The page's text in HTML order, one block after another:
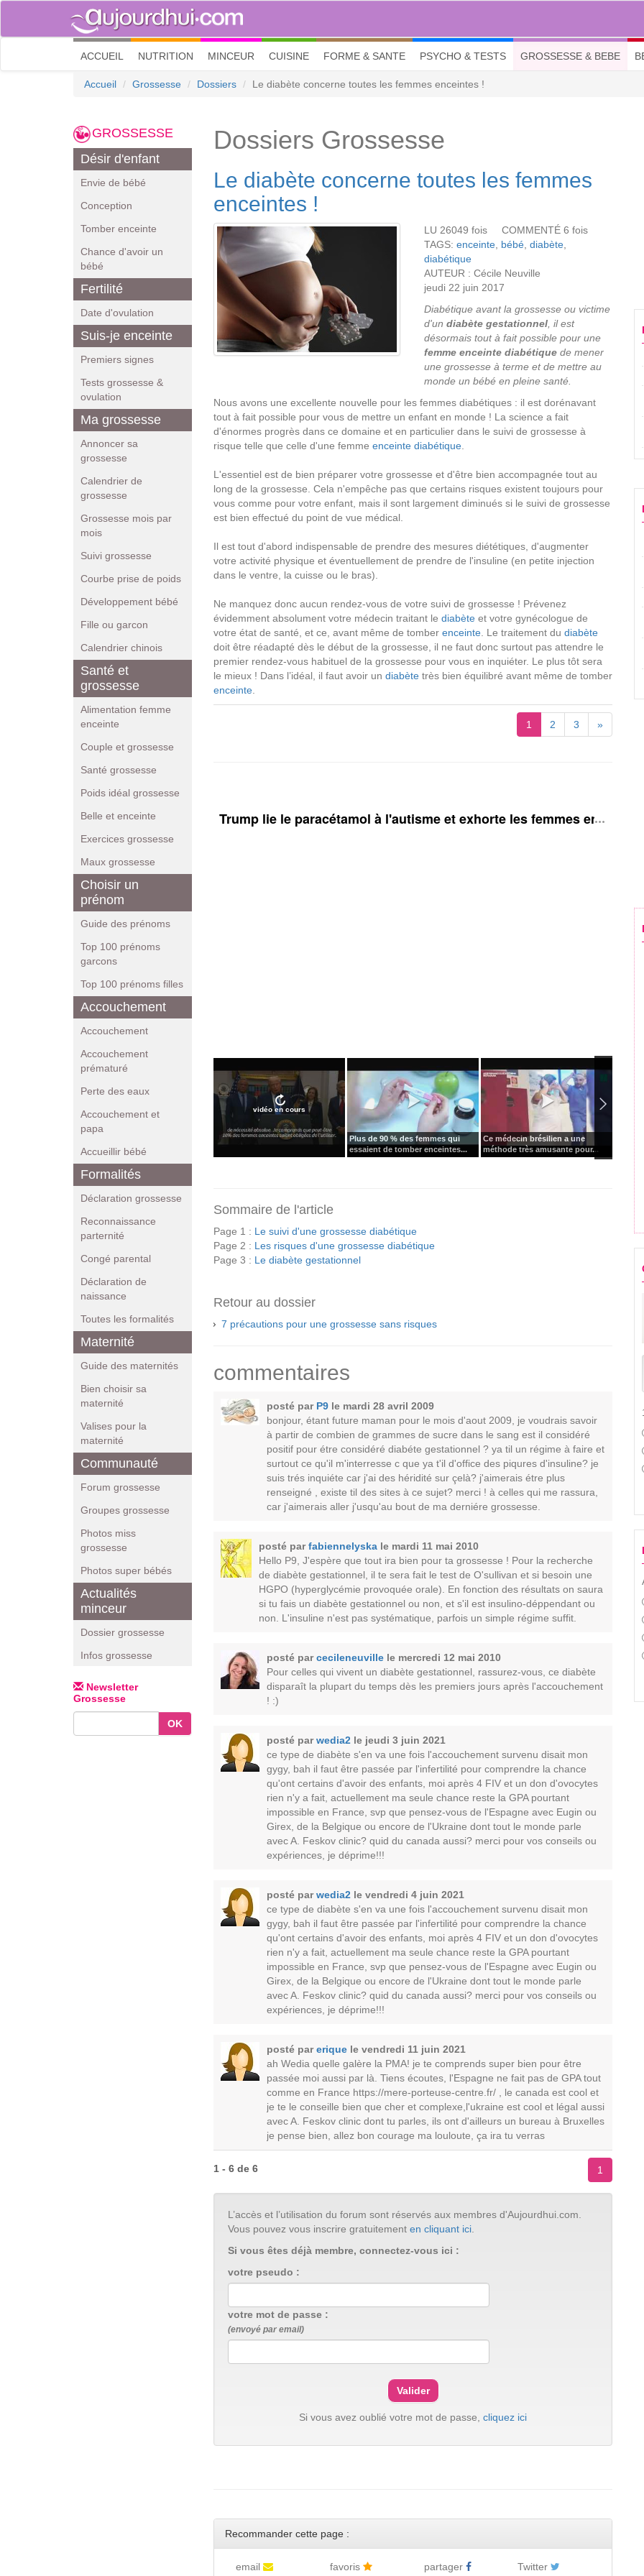
ACCUEIL (current)
NUTRITION MINCEUR CUISINE FORME & SANTE PSYCHO & TESTS GROSSESSE & BEBE
Accueil Grossesse Dossiers Le diabète concerne toutes les femmes enceintes !
GROSSESSE
Désir d'enfant
Envie de bébé
Conception
Tomber enceinte
Chance d'avoir un
bébé
Fertilité
Date d'ovulation
Suis-je enceinte
Premiers signes
Tests grossesse &
ovulation
Ma grossesse
Annoncer sa
grossesse
Calendrier de
grossesse
Grossesse mois par
mois
Suivi grossesse
Courbe prise de poids
Développement bébé
Fille ou garcon
Calendrier chinois
Santé et
grossesse
Alimentation femme
enceinte
Couple et grossesse
Santé grossesse
Poids idéal grossesse
Belle et enceinte
Exercices grossesse
Maux grossesse
Choisir un
prénom
Guide des prénoms
Top 100 prénoms
garcons
Top 100 prénoms filles
Accouchement
Accouchement
Accouchement
prématuré
Perte des eaux
Accouchement et
papa
Accueillir bébé
Formalités
Déclaration grossesse
Reconnaissance
parternité
Congé parental
Déclaration de
naissance
Toutes les formalités
Maternité
Guide des maternités
Bien choisir sa
maternité
Valises pour la
maternité
Communauté
Forum grossesse
Groupes grossesse
Photos miss
grossesse
Photos super bébés
Actualités
minceur
Dossier grossesse
Infos grossesse
Newsletter
Grossesse
OK
Dossiers Grossesse
Le diabète concerne toutes les femmes
enceintes !
LU 26049 fois COMMENTÉ 6 fois
TAGS: enceinte, bébé, diabète,
diabétique
AUTEUR : Cécile Neuville
jeudi 22 juin 2017
Diabétique avant la grossesse ou victime
d'un diabète gestationnel, il est
désormais tout à fait possible pour une
femme enceinte diabétiquede mener
une grossesse à terme et de mettre au
monde un bébé en pleine santé.
Nous avons une excellente nouvelle pour les femmes diabétiques : il est dorénavant
tout à fait possible pour vous de mettre un enfant en monde ! La science a fait
d'énormes progrès dans ce domaine et en particulier dans le suivi de grossesse à
risque telle que celle d'une femme enceinte diabétique
L'essentiel est de bien préparer votre grossesse et d'être bien accompagnée tout au
long de la grossesse. Cela n'empêche pas que certains risques existent toujours pour
vous comme pour votre enfant, mais il sont largement diminués si le suivi de grossesse
est bien effectué du point de vue médical.
Il est tout d'abord indispensable de prendre des mesures diététiques, d'augmenter
votre activité physique et éventuellement de prendre de l'insuline (en petite injection
dans le ventre, la cuisse ou le bras).
Ne manquez donc aucun rendez-vous de votre suivi de grossesse ! Prévenez
évidemment absolument votre médecin traitant le diabète et votre gynécologue de
votre état de santé, et ce, avant même de tomber enceinte . Le traitement du diabète
doit être réadapté dès le début de la grossesse, il ne faut donc surtout pas attendre le
premier rendez-vous habituel de la grossesse pour vous en inquiéter. Le plus tôt sera
le mieux ! Dans l’idéal, il faut avoir un diabète très bien équilibré avant même de tomber
enceinte
1 2 3 »
Trump lie le paracétamol à l'autisme et exhorte les femmes enceintes
vidéo en cours
Plus de 90 % des femmes qui
essaient de tomber enceintes...
Ce médecin brésilien a une
méthode très amusante pour...
Sommaire de l'article
Page 1 : Le suivi d'une grossesse diabétique
Page 2 : Les risques d'une grossesse diabétique
Page 3 : Le diabète gestationnel
Retour au dossier
7 précautions pour une grossesse sans risques
commentaires
posté par P9 le mardi 28 avril 2009
bonjour, étant future maman pour le mois d'aout 2009, je voudrais savoir
à partir de combien de grammes de sucre dans le sang est il considéré
positif pour étre considéré diabéte gestationnel ? ya til un régime à faire et
surtout ce qu'il m'interresse c que ya t'il d'office des piqures d'insuline? je
suis trés inquiéte car j'ai des héridité sur çelà? j'aimerais étre plus
renseigné , existe til des sites à ce sujet? merci ! à celles qui me rassura,
car j'aimerais aller j'usqu'au bout de ma derniére grossesse.
posté parfabiennelyska le mardi 11 mai 2010
Hello P9, J'espère que tout ira bien pour ta grossesse ! Pour la recherche
de diabète gestationnel, il te sera fait le test de O'sullivan et si besoin une
HGPO (hyperglycémie provoquée orale). En fonction des résultats on saura
si tu fais un diabète gestationnel ou non, et s'il est insulino-déppendant ou
non. L'insuline n'est pas systématique, parfois un simple régime suffit.
posté parcecileneuville le mercredi 12 mai 2010
Pour celles qui vivent un diabète gestationnel, rassurez-vous, ce diabète
disparaît la plupart du temps dès les premiers jours après l'accouchement
! :)
posté parwedia2 le jeudi 3 juin 2021
ce type de diabète s'en va une fois l'accouchement survenu disait mon
gygy, bah il faut être passée par l'infertilité pour comprendre la chance
qu'ont certains d'avoir des enfants, moi après 4 FIV et un don d'ovocytes
rien n'y a fait, actuellement ma seule chance reste la GPA pourtant
impossible en France, svp que pensez-vous de l'Espagne avec Eugin ou
Girex, de la Belgique ou encore de l'Ukraine dont tout le monde parle
avec A. Feskov clinic? quid du canada aussi? merci pour vos conseils ou
expériences, je déprime!!!
posté parwedia2 le vendredi 4 juin 2021
ce type de diabète s'en va une fois l'accouchement survenu disait mon
gygy, bah il faut être passée par l'infertilité pour comprendre la chance
qu'ont certains d'avoir des enfants, moi après 4 FIV et un don d'ovocytes
rien n'y a fait, actuellement ma seule chance reste la GPA pourtant
impossible en France, svp que pensez-vous de l'Espagne avec Eugin ou
Girex, de la Belgique ou encore de l'Ukraine dont tout le monde parle
avec A. Feskov clinic? quid du canada aussi? merci pour vos conseils ou
expériences, je déprime!!!
posté parerique le vendredi 11 juin 2021
ah Wedia quelle galère la PMA! je te comprends super bien pour être
passée moi aussi par là. Tiens écoutes, l'Espagne ne fait pas de GPA tout
comme en France https://mere-porteuse-centre.fr/ , le canada est cool et
je te le conseille bien que cher et complexe,l'ukraine est cool et légal aussi
avec A. Feskov clinic dont tu parles, ils ont d'ailleurs un bureau à Bruxelles
je pense bien, allez bon courage ma louloute, ça ira tu verras
1 - 6 de 6 1
L’accès et l’utilisation du forum sont réservés aux membres d'Aujourdhui.com.
Vous pouvez vous inscrire gratuitement en cliquant ici
Si vous êtes déjà membre, connectez-vous ici :
votre pseudo :
votre mot de passe :
(envoyé par email)
Si vous avez oublié votre mot de passe, cliquez ici
Recommander cette page :
email favoris partager Twitter